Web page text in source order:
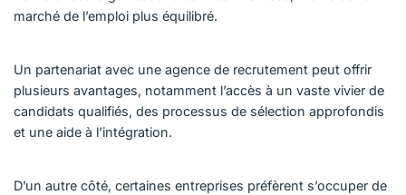
marché de l’emploi plus équilibré.
Un partenariat avec une agence de recrutement peut offrir
plusieurs avantages, notamment l’accès à un vaste vivier de
candidats qualifiés, des processus de sélection approfondis
et une aide à l’intégration.
D’un autre côté, certaines entreprises préfèrent s’occuper de